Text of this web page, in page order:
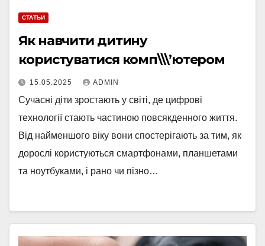
СТАТЬИ
Як навчити дитину
користуватися комп\\\’ютером
15.05.2025 ADMIN
Сучасні діти зростають у світі, де цифрові
технології стають частиною повсякденного життя.
Від найменшого віку вони спостерігають за тим, як
дорослі користуються смартфонами, планшетами
та ноутбуками, і рано чи пізно…